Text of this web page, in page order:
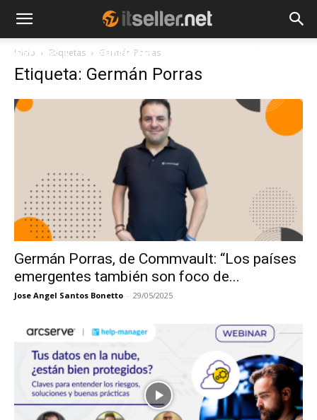
NOTICIAS TENDENCIAS
Inicio Etiquetas Germán Porras
Etiqueta: Germán Porras
Germán Porras, de Commvault: “Los países
emergentes también son foco de...
Jose Angel Santos Bonetto - 29/05/2025